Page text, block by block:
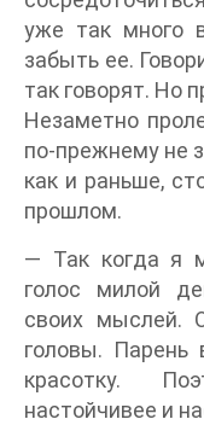
уже так много
забыть ее.
так говорят. Но
Незаметно
по-прежнему не
как и раньше,
прошлом.
— Так когда я
голос милой
своих мыслей.
головы. Парень
красотку.
настойчивее и